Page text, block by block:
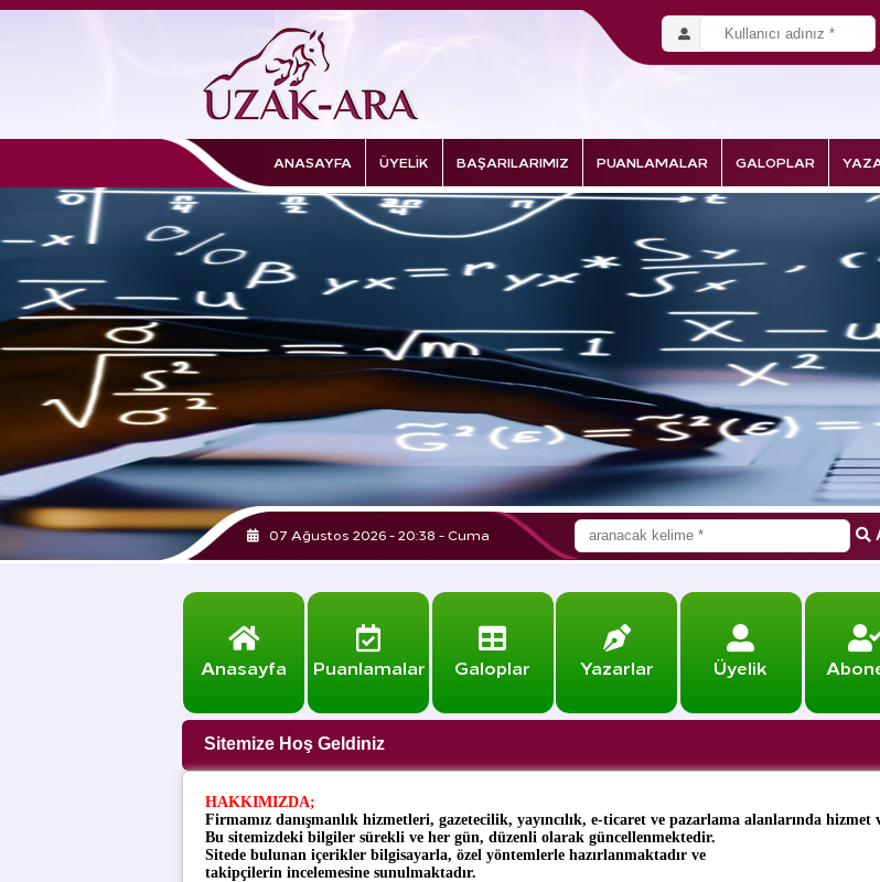
ANASAYFA ÜYELİK BAŞARILARIMIZ PUANLAMALAR GALOPLAR
07 Ağustos 2026 - 20:38 - Cuma
Anasayfa Puanlamalar Galoplar Yazarlar Üyelik
Sitemize Hoş Geldiniz
HAKKIMIZDA;
Firmamız danışmanlık hizmetleri, gazetecilik, yayıncılık, e-ticaret ve pazarlama alanlarında hizmet
Bu sitemizdeki bilgiler sürekli ve her gün, düzenli olarak güncellenmektedir.
Sitede bulunan içerikler bilgisayarla, özel yöntemlerle hazırlanmaktadır ve
takipçilerin incelemesine sunulmaktadır.